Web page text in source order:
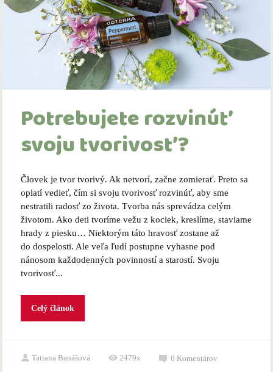
Potrebujete rozvinúť
svoju tvorivosť?
Človek je tvor tvorivý. Ak netvorí, začne zomierať. Preto sa
oplatí vedieť, čím si svoju tvorivosť rozvinúť, aby sme
nestratili radosť zo života. Tvorba nás sprevádza celým
životom. Ako deti tvoríme vežu z kociek, kreslíme, staviame
hrady z piesku… Niektorým táto hravosť zostane až
do dospelosti. Ale veľa ľudí postupne vyhasne pod
nánosom každodenných povinností a starostí. Svoju
tvorivosť...
Celý článok
Tatiana Banášová 2479x 0Komentárov